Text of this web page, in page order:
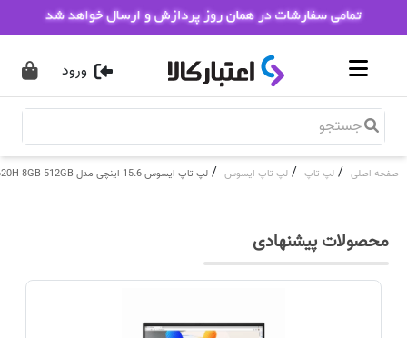
ورود
صفحه اصلی / لپ تاپ / لپ تاپ ایسوس / لپ تاپ ایسوس 15.6 اینچی مدل Asus Expert Book P1503CVA i7 13620H 8GB 512GB
محصولات پیشنهادی